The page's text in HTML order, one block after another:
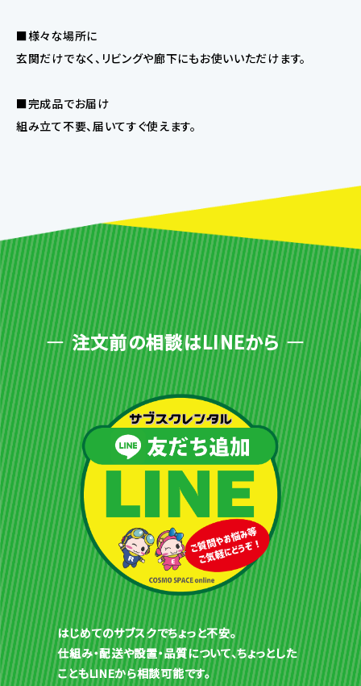
■様々な場所に
玄関だけでなく、リビングや廊下にもお使いいただけます。
■完成品でお届け
組み立て不要、届いてすぐ使えます。
注文前の相談はLINEから
はじめてのサブスクでちょっと不安。
仕組み・配送や設置・品質について、ちょっとした
こともLINEから相談可能です。